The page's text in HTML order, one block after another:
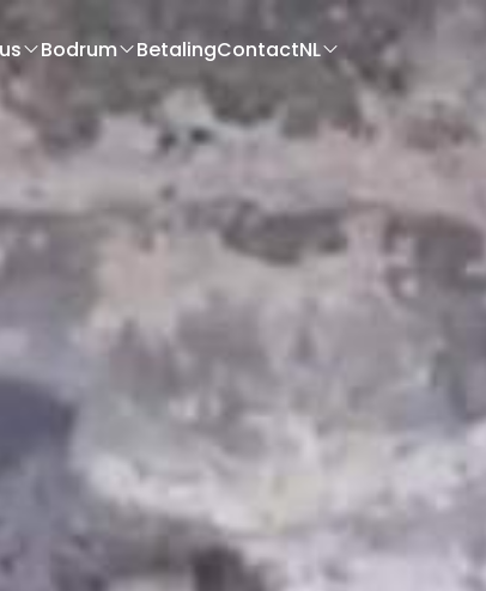
Bodrum BetalingContactNL